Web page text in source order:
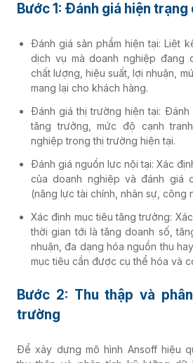
Bước 1: Đánh giá hiện
Đánh giá sản phẩm hiện tại: Liệt
dịch vụ mà doanh nghiệp đang
chất lượng, hiệu suất, lợi nhuận,
mang lại cho khách hàng.
Đánh giá thị trường hiện tại: Đánh
tăng trưởng, mức độ cạnh
nghiệp trong thị trường hiện tại.
Đánh giá nguồn lực nội tại: Xác
của doanh nghiệp và đánh giá
(năng lực tài chính, nhân sự, công
Xác định mục tiêu tăng trưởng:
thời gian tới là tăng doanh số,
nhuận, đa dạng hóa nguồn thu
mục tiêu cần được cụ thể hóa và
Bước 2: Thu thập và
trường
Để xây dựng mô hình Ansoff hiệu